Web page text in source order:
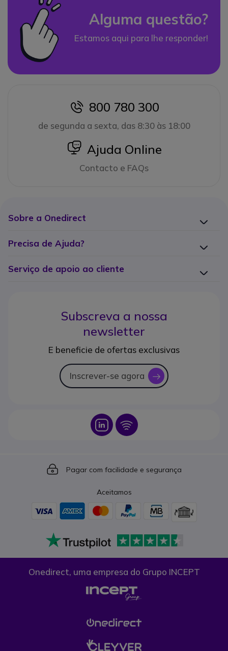
Alguma questão?
Estamos aqui para lhe responder!
icon
800 780 300
de segunda a sexta, das 8:30 às 18:00
icon
Ajuda Online
Contacto e FAQs
Sobre a Onedirect
Precisa de Ajuda?
Serviço de apoio ao cliente
Subscreva a nossa
newsletter
E beneficie de ofertas exclusivas
Inscrever-se agora icon
Icon Icon
Icon
Pagar com facilidade e segurança
Aceitamos
Onedirect, uma empresa do Grupo INCEPT